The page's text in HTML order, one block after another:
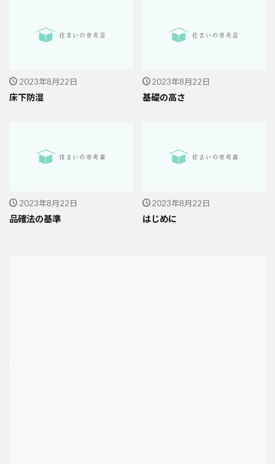
2023年8月22日
床下防湿
2023年8月22日
基礎の高さ
2023年8月22日
品確法の基準
2023年8月22日
はじめに